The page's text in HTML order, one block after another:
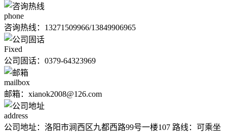
phone
咨询热线： 13271509966/13849906965
Fixed
公司固话：0379-64323969
mailbox
邮箱：xianok2008@126.com
address
公司地址：洛阳市涧西区九都西路99号一楼107 路线：可乘坐